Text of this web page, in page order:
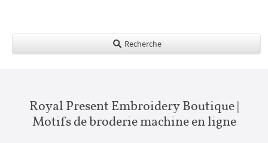
Recherche
Royal Present Embroidery Boutique |
Motifs de broderie machine en ligne